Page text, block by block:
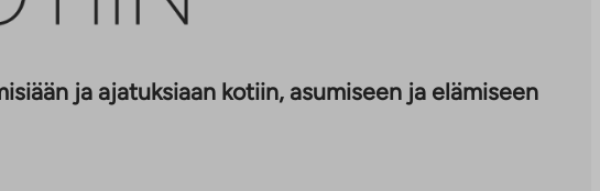
ja ajatuksiaan kotiin, asumiseen ja elämiseen